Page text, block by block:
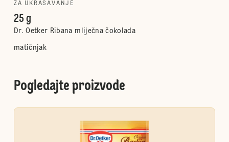
ZA UKRAŠAVANJE
25 g
Dr. Oetker Ribana mliječna čokolada
matičnjak
Pogledajte proizvode